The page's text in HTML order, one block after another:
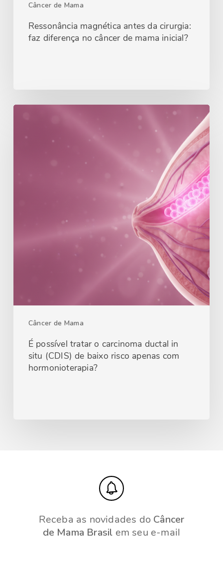
Câncer de Mama
Ressonância magnética antes da cirurgia:
faz diferença no câncer de mama inicial?
Câncer de Mama
É possível tratar o carcinoma ductal in
situ (CDIS) de baixo risco apenas com
hormonioterapia?
Receba as novidades do Câncer
de Mama Brasil em seu e-mail